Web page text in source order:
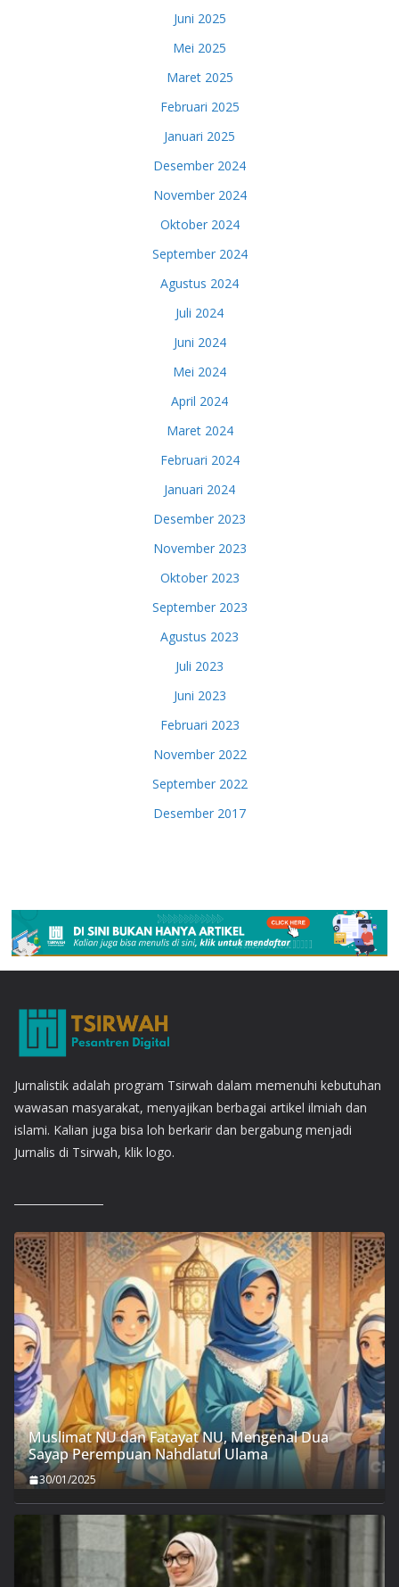
Juni 2025
Mei 2025
Maret 2025
Februari 2025
Januari 2025
Desember 2024
November 2024
Oktober 2024
September 2024
Agustus 2024
Juli 2024
Juni 2024
Mei 2024
April 2024
Maret 2024
Februari 2024
Januari 2024
Desember 2023
November 2023
Oktober 2023
September 2023
Agustus 2023
Juli 2023
Juni 2023
Februari 2023
November 2022
September 2022
Desember 2017
Jurnalistik adalah program Tsirwah dalam memenuhi kebutuhan
wawasan masyarakat, menyajikan berbagai artikel ilmiah dan
islami. Kalian juga bisa loh berkarir dan bergabung menjadi
Jurnalis di Tsirwah, klik logo.
Muslimat NU dan Fatayat NU, Mengenal Dua
Sayap Perempuan Nahdlatul Ulama
30/01/2025